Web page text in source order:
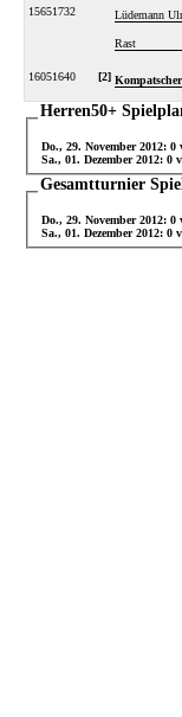
15651732
Lüdemann
Rast
16051640
[2]
Herren50+
Do., 29. November 2012: 0
Sa., 01. Dezember 2012: 0
Gesamtturnier
Do., 29. November 2012: 0
Sa., 01. Dezember 2012: 0